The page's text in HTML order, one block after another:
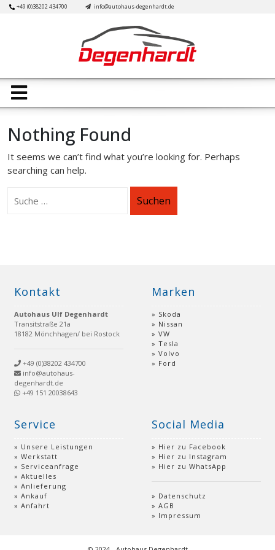
Skip+49 (0)38202 434700 info@autohaus-degenhardt.de
Open
Nothing Found
It seems we can’t find what you’re looking for. Perhaps
searching can help.
Suchen
Kontakt
Autohaus Ulf Degenhardt
Transitstraße 21a
18182 Mönchhagen/ bei Rostock
+49 (0)38202 434700
info@autohaus-
degenhardt.de
+49 151 20038643
Marken
Skoda
Nissan
VW
Tesla
Volvo
Ford
Service
Unsere Leistungen
Werkstatt
Serviceanfrage
Aktuelles
Anlieferung
Ankauf
Anfahrt
Social Media
Hier zu Facebook
Hier zu Instagram
Hier zu WhatsApp
Datenschutz
AGB
Impressum